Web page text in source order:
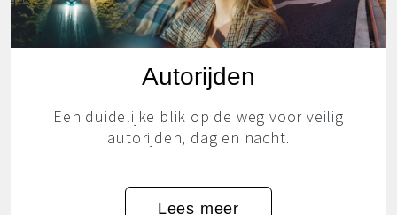
Autorijden
Een duidelijke blik op de weg voor veilig
autorijden, dag en nacht.
Lees meer